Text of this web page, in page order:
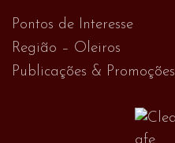
Pontos de Interesse
Região – Oleiros
Publicações & Promoções